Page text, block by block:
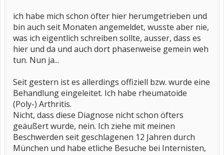
ich habe mich schon öfter hier herumgetrieben und
bin auch seit Monaten angemeldet, wusste aber nie,
was ich eigentlich schreiben sollte, ausser, dass es
hier und da und auch dort phasenweise gemein weh
tun. Nun ja...
Seit gestern ist es allerdings offiziell bzw. wurde eine
Behandlung eingeleitet. Ich habe rheumatoide
(Poly-) Arthritis.
Nicht, dass diese Diagnose nicht schon öfters
geäußert wurde, nein. Ich ziehe mit meinen
Beschwerden seit geschlagenen 12 Jahren durch
München und habe etliche Besuche bei Internisten,